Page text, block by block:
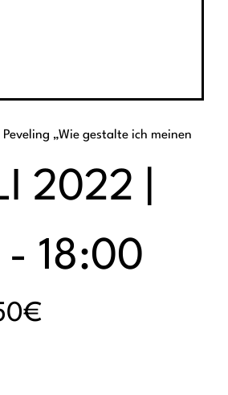
„Wie gestalte ich meinen
2022 |
- 18:00